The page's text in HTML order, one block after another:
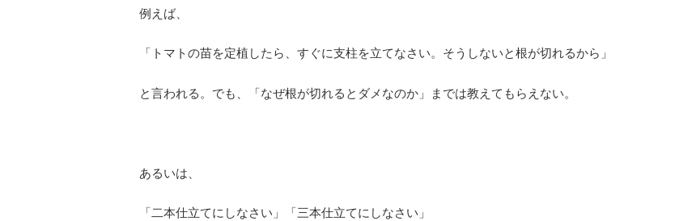
例えば、
「トマトの苗を定植したら、すぐに支柱を立てなさい。そうしないと根が切れるから」
と言われる。でも、「なぜ根が切れるとダメなのか」までは教えてもらえない。
あるいは、
「二本仕立てにしなさい」「三本仕立てにしなさい」